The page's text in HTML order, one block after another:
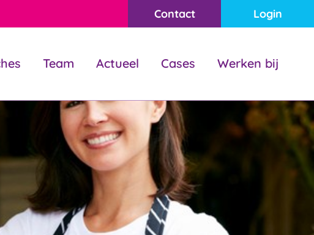
Contact Login
Team Actueel Cases Werken bij